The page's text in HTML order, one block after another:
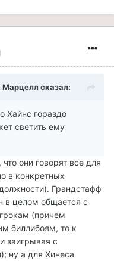
Марцелл сказал:
Хайнс гораздо
светить ему
они говорят все для
в конкретных
Грандстафф
в целом общается с
(причем
биллибоям, то к
заигрывая с
ну а для Хинеса